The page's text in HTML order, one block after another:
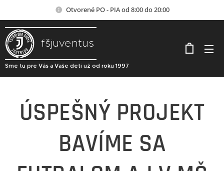
Otvorené PO - PIA od 8:00 do 20:00
fšjuventus
Sme tu pre Vás a Vaše deti už od roku 1997
ÚSPEŠNÝ PROJEKT
BAVÍME SA